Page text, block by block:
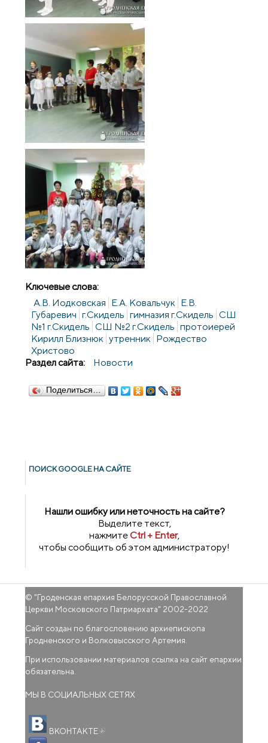
Ключевые слова:
А.В. Иодковская Е.А. Ковальчук Е.В.
Губаревич г.Скидель гимназия г.Скидель СШ
№1 г.Скидель СШ №2 г.Скидель протоиерей
Кирилл Близнюк утренник Рождество
Христово
Раздел сайта:
Новости
Поделиться…
ПОИСК GOОGLE НА САЙТЕ
Нашли ошибку или неточность на сайте?
Выделите текст,
нажмитеCtrl + Enter,
чтобы сообщить об этом администратору!
© "Гроденская епархия Белорусской Православной
Церкви Московского Патриархата" 2002-2022
Сайт создан по благословению архиепископа
Гродненского и Волковысского Артемия.
При использовании материалов ссылка на сайт епархии
обязательна.
МЫ В СОЦИАЛЬНЫХ СЕТЯХ
ВКОНТАКТЕ